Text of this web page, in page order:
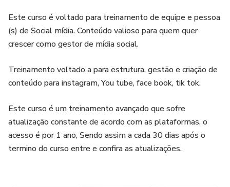
Este curso é voltado para treinamento de equipe e pessoa
(s) de Social mídia. Conteúdo valioso para quem quer
crescer como gestor de mídia social.
Treinamento voltado a para estrutura, gestão e criação de
conteúdo para instagram, You tube, face book, tik tok.
Este curso é um treinamento avançado que sofre
atualização constante de acordo com as plataformas, o
acesso é por 1 ano, Sendo assim a cada 30 dias após o
termino do curso entre e confira as atualizações.